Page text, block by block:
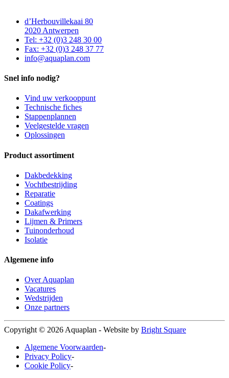
d’Herbouvillekaai 80
2020 Antwerpen
Tel: +32 (0)3 248 30 00
Fax: +32 (0)3 248 37 77
info@aquaplan.com
Snel info nodig?
Vind uw verkooppunt
Technische fiches
Stappenplannen
Veelgestelde vragen
Oplossingen
Product assortiment
Dakbedekking
Vochtbestrijding
Reparatie
Coatings
Dakafwerking
Lijmen & Primers
Tuinonderhoud
Isolatie
Algemene info
Over Aquaplan
Vacatures
Wedstrijden
Onze partners
Copyright © 2026 Aquaplan - Website by Bright Square
Algemene Voorwaarden-
Privacy Policy-
Cookie Policy-